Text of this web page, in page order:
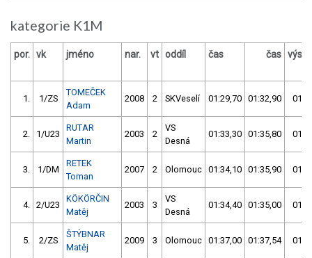
kategorie K1M
por. vk jméno nar. vt oddíl čas čas
1. 1/ZS
TOMEČEK
Adam
2008 2 SKVeselí 01:29,70 01:32,90
2. 1/U23
RUTAR
Martin
2003 2
VS
Desná
01:33,30 01:35,80
3. 1/DM
RETEK
Toman
2007 2 Olomouc 01:34,10 01:35,90
4. 2/U23
KÖKÖRČIN
Matěj
2003 3
VS
Desná
01:34,40 01:35,00
5. 2/ZS
ŠTÝBNAR
Matěj
2009 3 Olomouc 01:37,00 01:37,54